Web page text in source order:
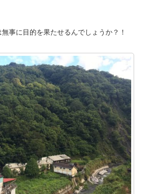
事に目的を果たせるんでしょうか？！